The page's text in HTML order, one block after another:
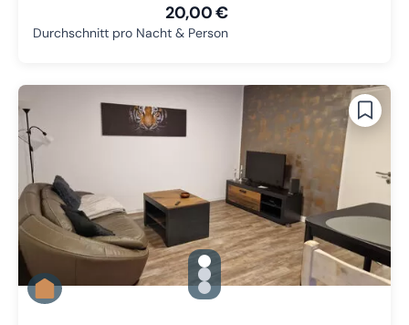
20,00 €
Durchschnitt pro Nacht & Person
gallery.slide_selector
Zu Slide 1 wechseln
Zu Slide 2 wechseln
Zu Slide 3 wechseln